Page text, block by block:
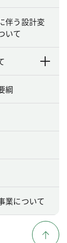
伴う設計変
いて
綱
業について